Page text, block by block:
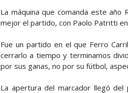
La máquina que comanda este año
mejor el partido, con Paolo Patritti
Fue un partido en el que Ferro
cerrarlo a tiempo y terminamos
por sus ganas, no por su fútbol,
La apertura del marcador llegó